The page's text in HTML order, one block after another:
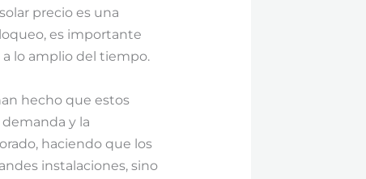
precio es una
es importante
lo amplio del tiempo.
hecho que estos
y la
haciendo que los
instalaciones, sino